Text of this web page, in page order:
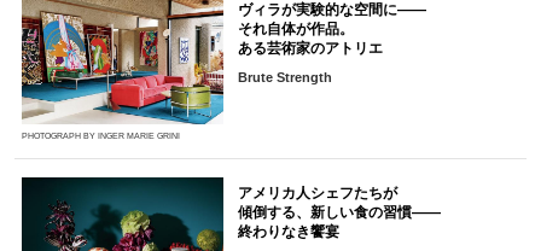
PHOTOGRAPH BY INGER MARIE GRINI
ヴィラが実験的な空間に――
それ自体が作品。
ある芸術家のアトリエ
Brute Strength
アメリカ人シェフたちが
傾倒する、新しい食の習慣――
終わりなき饗宴